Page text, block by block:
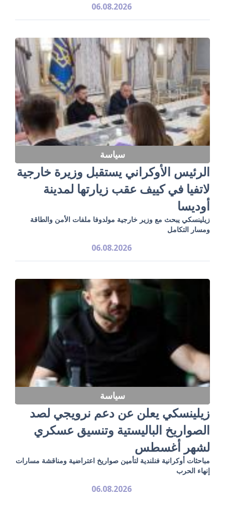
06.08.2026
سياسة
الرئيس الأوكراني يستقبل وزيرة خارجية
لاتفيا في كييف عقب زيارتها لمدينة
أوديسا
زيلينسكي يبحث مع وزير خارجية مولدوفا ملفات الأمن والطاقة
ومسار التكامل
06.08.2026
سياسة
زيلينسكي يعلن عن دعم نرويجي لصد
الصواريخ الباليستية وتنسيق عسكري
لشهر أغسطس
مباحثات أوكرانية فنلندية لتأمين صواريخ اعتراضية ومناقشة مسارات
إنهاء الحرب
06.08.2026